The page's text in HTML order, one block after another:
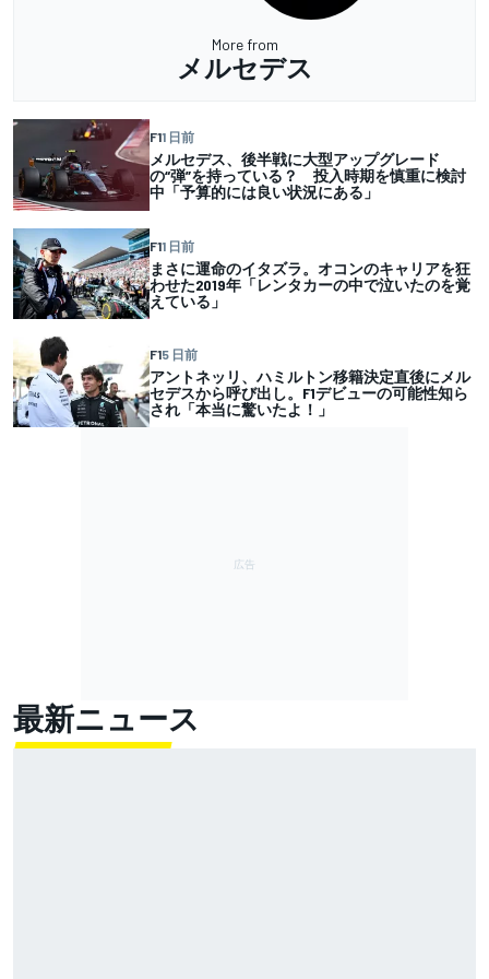
More from
メルセデス
F11 日前
メルセデス、後半戦に大型アップグレード
の“弾”を持っている？ 投入時期を慎重に検討
中「予算的には良い状況にある」
F11 日前
まさに運命のイタズラ。オコンのキャリアを狂
わせた2019年「レンタカーの中で泣いたのを覚
えている」
F15 日前
アントネッリ、ハミルトン移籍決定直後にメル
セデスから呼び出し。F1デビューの可能性知ら
され「本当に驚いたよ！」
最新ニュース